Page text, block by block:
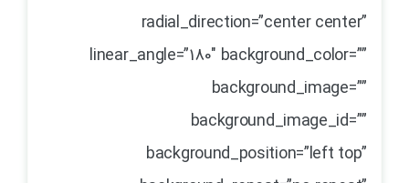
radial_direction=”center center”
linear_angle=”180″ background_color=””
background_image=””
background_image_id=””
background_position=”left top”